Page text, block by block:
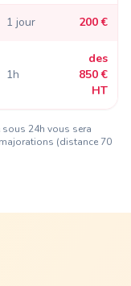
1 jour 200 €
1h
des
850 €
HT
24h vous sera
(distance 70